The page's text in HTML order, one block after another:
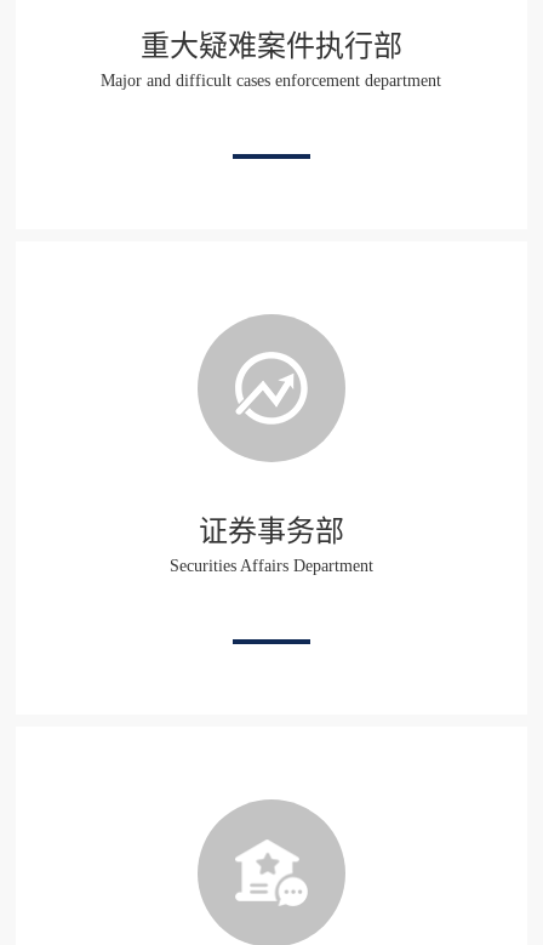
重大疑难案件执行部
Major and difficult cases enforcement department
证券事务部
Securities Affairs Department